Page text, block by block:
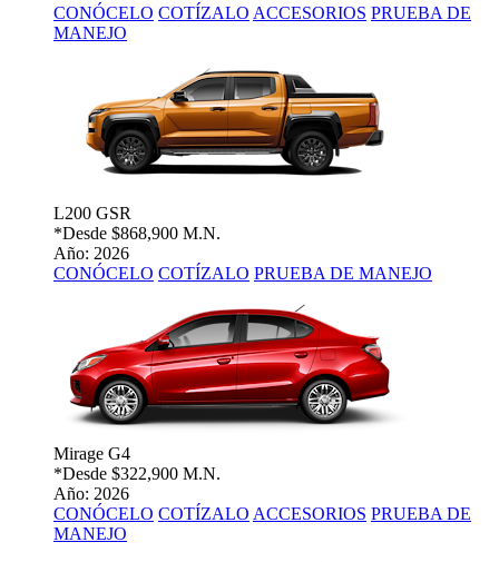
CONÓCELO COTÍZALO ACCESORIOS PRUEBA DE
MANEJO
L200 GSR
*Desde $868,900 M.N.
Año: 2026
CONÓCELO COTÍZALO PRUEBA DE MANEJO
Mirage G4
*Desde $322,900 M.N.
Año: 2026
CONÓCELO COTÍZALO ACCESORIOS PRUEBA DE
MANEJO